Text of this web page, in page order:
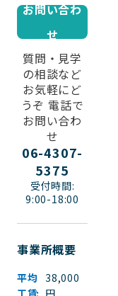
お問い合わ
せ
質問・見学
の相談など
お気軽にど
うぞ 電話で
お問い合わ
せ
06-4307-
5375
受付時間:
9:00-18:00
事業所概要
平均
工賃
38,000
円